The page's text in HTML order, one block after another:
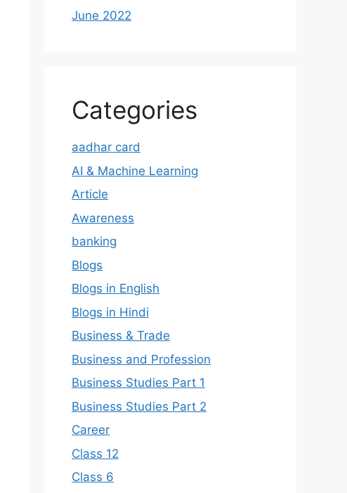
June 2022
Categories
aadhar card
AI & Machine Learning
Article
Awareness
banking
Blogs
Blogs in English
Blogs in Hindi
Business & Trade
Business and Profession
Business Studies Part 1
Business Studies Part 2
Career
Class 12
Class 6